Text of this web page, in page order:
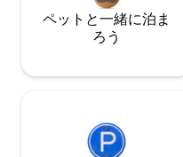
ペットと一緒に泊ま
ろう